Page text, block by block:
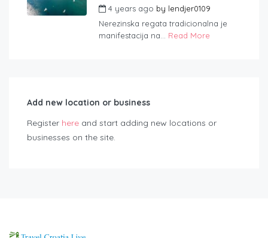
4 years ago by lendjer0109
Nerezinska regata tradicionalna je
manifestacija na... Read More
Add new location or business
Register here and start adding new locations or
businesses on the site.